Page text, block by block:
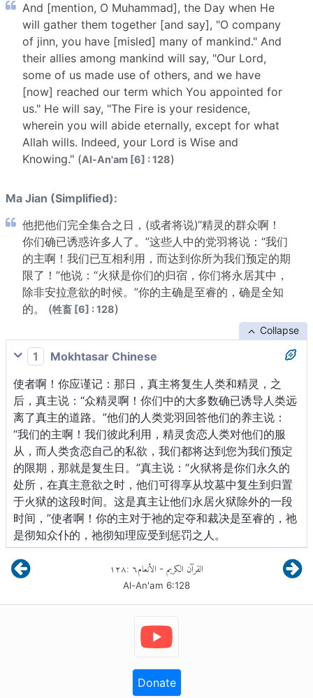
And [mention, O Muhammad], the Day when He
will gather them together [and say], "O company
of jinn, you have [misled] many of mankind." And
their allies among mankind will say, "Our Lord,
some of us made use of others, and we have
[now] reached our term which You appointed for
us." He will say, "The Fire is your residence,
wherein you will abide eternally, except for what
Allah wills. Indeed, your Lord is Wise and
Knowing." (Al-An'am [6] : 128)
Ma Jian (Simplified):
他把他们完全集合之日，(或者将说)“精灵的群众啊！
你们确已诱惑许多人了。”这些人中的党羽将说：“我们
的主啊！我们已互相利用，而达到你所为我们预定的期
限了！”他说：“火狱是你们的归宿，你们将永居其中，
除非安拉意欲的时候。”你的主确是至睿的，确是全知
的。 (牲畜 [6] : 128)
Collapse
1
Mokhtasar Chinese
使者啊！你应谨记：那日，真主将复生人类和精灵，之
后，真主说：“众精灵啊！你们中的大多数确已诱导人类远
离了真主的道路。”他们的人类党羽回答他们的养主说：
“我们的主啊！我们彼此利用，精灵贪恋人类对他们的服
从，而人类贪恋自己的私欲，我们都将达到您为我们预定
的限期，那就是复生日。”真主说：“火狱将是你们永久的
处所，在真主意欲之时，他们可得享从坟墓中复生到归置
于火狱的这段时间。这是真主让他们永居火狱除外的一段
时间，”使者啊！你的主对于祂的定夺和裁决是至睿的，祂
是彻知众仆的，祂彻知理应受到惩罚之人。
القرآن الكريم - الأنعام٦:١٢٨
Al-An'am 6:128
Donate